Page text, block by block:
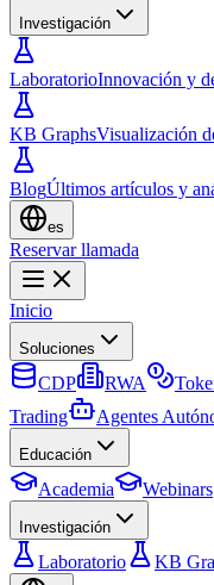
Investigación
LaboratorioInnovación y
KB GraphsVisualización
BlogÚltimos artículos y
es
Reservar llamada
Inicio
Soluciones
CDP RWA
Trading
Agentes
Educación
Academia Webinars
Investigación
Laboratorio KB